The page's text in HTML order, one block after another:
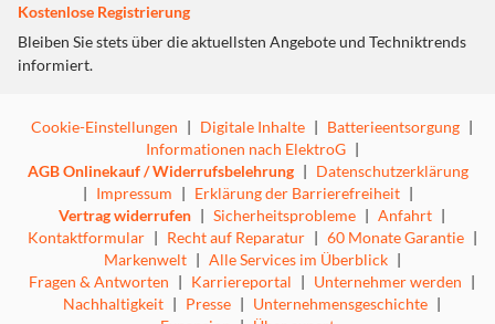
Kostenlose Registrierung
Bleiben Sie stets über die aktuellsten Angebote und Techniktrends
informiert.
Cookie-Einstellungen | Digitale Inhalte | Batterieentsorgung |
Informationen nach ElektroG |
AGB Onlinekauf / Widerrufsbelehrung | Datenschutzerklärung
| Impressum | Erklärung der Barrierefreiheit |
Vertrag widerrufen | Sicherheitsprobleme | Anfahrt |
Kontaktformular | Recht auf Reparatur | 60 Monate Garantie |
Markenwelt | Alle Services im Überblick |
Fragen & Antworten | Karriereportal | Unternehmer werden |
Nachhaltigkeit | Presse | Unternehmensgeschichte |